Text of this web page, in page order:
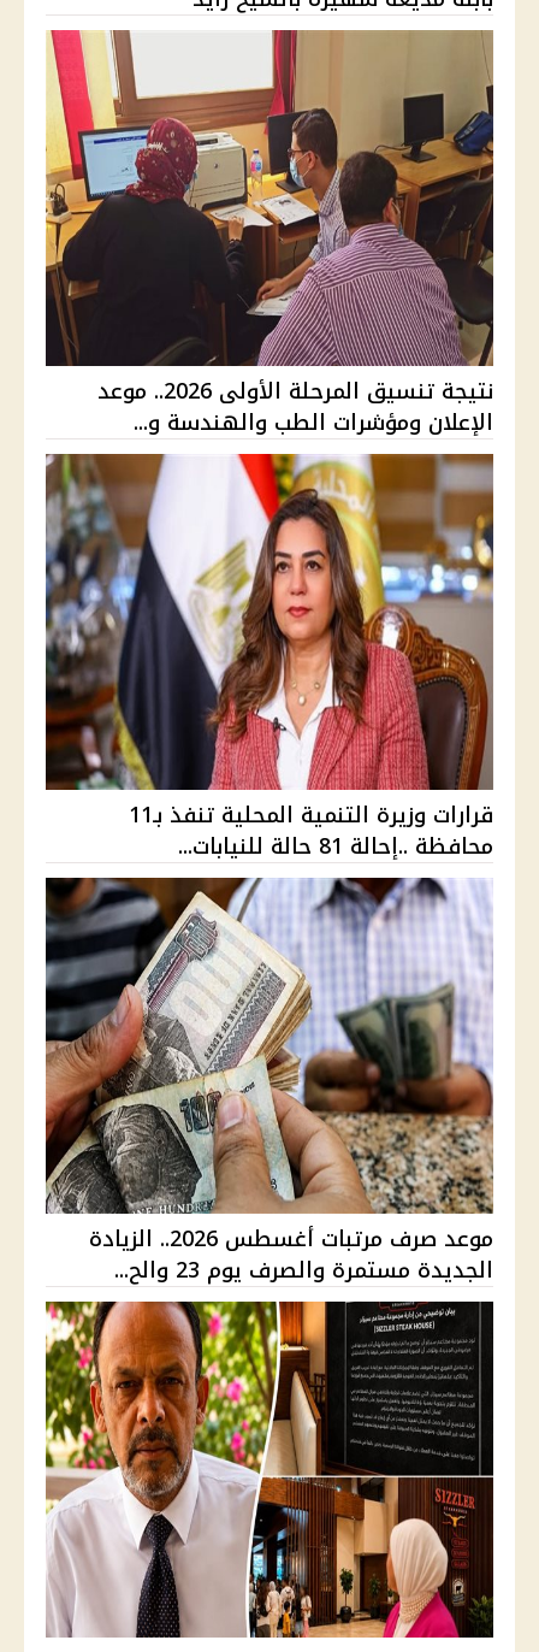
نتيجة تنسيق المرحلة الأولى 2026.. موعد
الإعلان ومؤشرات الطب والهندسة و...
قرارات وزيرة التنمية المحلية تنفذ بـ11
محافظة ..إحالة 81 حالة للنيابات...
موعد صرف مرتبات أغسطس 2026.. الزيادة
الجديدة مستمرة والصرف يوم 23 والح...